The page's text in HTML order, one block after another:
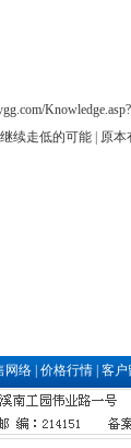
续走低的可能| 原本
网络 价格行情 客户